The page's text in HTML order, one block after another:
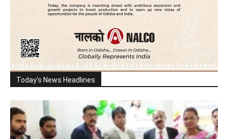
Today's News Headlines